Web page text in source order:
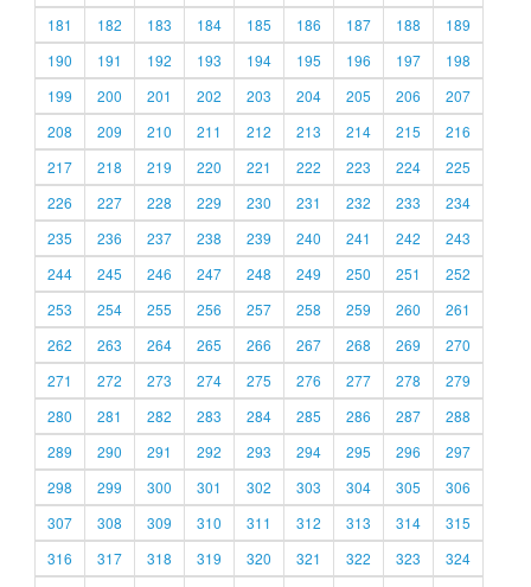
181
182 183 184 185 186 187 188
189
190
191 192 193 194 195 196 197
198
199
200 201 202 203 204 205 206
207
208
209 210 211 212 213 214 215
216
217
218 219 220 221 222 223 224
225
226
227 228 229 230 231 232 233
234
235
236 237 238 239 240 241 242
243
244
245 246 247 248 249 250 251
252
253
254 255 256 257 258 259 260
261
262
263 264 265 266 267 268 269
270
271
272 273 274 275 276 277 278
279
280
281 282 283 284 285 286 287
288
289
290 291 292 293 294 295 296
297
298
299 300 301 302 303 304 305
306
307
308 309 310 311 312 313 314
315
316
317 318 319 320 321 322 323
324